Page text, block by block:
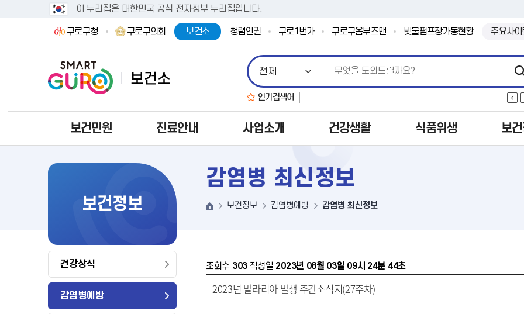
이 누리집은 대한민국 공식 전자정부 누리집입니다.
구로구청 구로구의회 보건소 청렴인권 구로1번가 구로구옴부즈맨 빗물펌프장가동현황 주요사이
인기검색어
보건민원 진료안내 사업소개 건강생활 식품위생 보
보건정보
건강상식
감염병예방
감염병 최신정보
보건정보 감염병예방 감염병 최신정보
조회수 303 작성일 2023년 08월 03일 09시 24분 44초
2023년 말라리아 발생 주간소식지(27주차)